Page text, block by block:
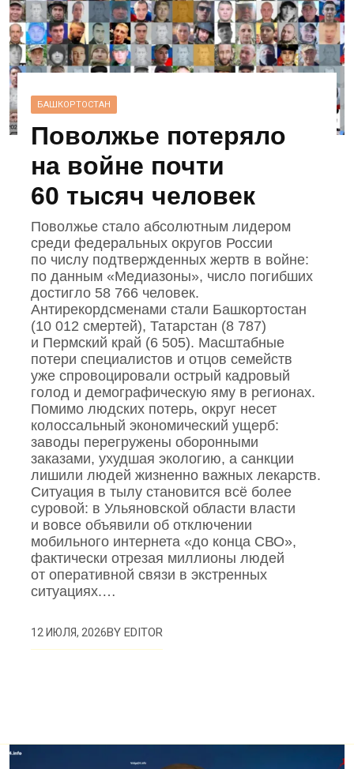
БАШКОРТОСТАН
Поволжье потеряло
на войне почти
60 тысяч человек
Поволжье стало абсолютным лидером
среди федеральных округов России
по числу подтвержденных жертв в войне:
по данным «Медиазоны», число погибших
достигло 58 766 человек.
Антирекордсменами стали Башкортостан
(10 012 смертей), Татарстан (8 787)
и Пермский край (6 505). Масштабные
потери специалистов и отцов семейств
уже спровоцировали острый кадровый
голод и демографическую яму в регионах.
Помимо людских потерь, округ несет
колоссальный экономический ущерб:
заводы перегружены оборонными
заказами, ухудшая экологию, а санкции
лишили людей жизненно важных лекарств.
Ситуация в тылу становится всё более
суровой: в Ульяновской области власти
и вовсе объявили об отключении
мобильного интернета «до конца СВО»,
фактически отрезая миллионы людей
от оперативной связи в экстренных
ситуациях.…
12 ИЮЛЯ, 2026BYEDITOR